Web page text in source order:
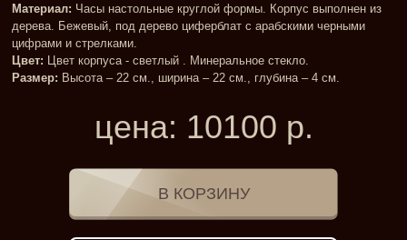
Материал: Часы настольные круглой формы. Корпус выполнен из
дерева. Бежевый, под дерево циферблат с арабскими черными
цифрами и стрелками.
Цвет: Цвет корпуса - светлый . Минеральное стекло.
Размер: Высота – 22 см., ширина – 22 см., глубина – 4 см.
цена: 10100 р.